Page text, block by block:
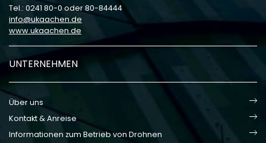
Tel.: 0241 80-0 oder 80-84444
info
ukaachen de
www.ukaachen.de
UNTERNEHMEN
Über uns
Kontakt & Anreise
Informationen zum Betrieb von Drohnen